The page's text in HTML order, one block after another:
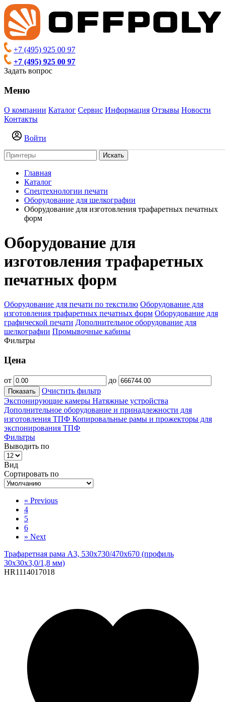
+7 (495) 925 00 97
+7 (495) 925 00 97
Задать вопрос
Меню
О компании Каталог Сервис Информация Отзывы Новости
Контакты
Войти
Искать
Главная
Каталог
Спецтехнологии печати
Оборудование для шелкографии
Оборудование для изготовления трафаретных печатных
форм
Оборудование для
изготовления трафаретных
печатных форм
Оборудование для печати по текстилю Оборудование для
изготовления трафаретных печатных форм Оборудование для
графической печати Дополнительное оборудование для
шелкографии Промывочные кабины
Фильтры
Цена
от до
Показать
Очистить фильтр
Экспонирующие камеры Натяжные устройства
Дополнительное оборудование и принадлежности для
изготовления ТПФ Копировальные рамы и прожекторы для
экспонирования ТПФ
Фильтры
Выводить по
Вид
Сортировать по
« Previous
4
5
6
» Next
Трафаретная рама A3, 530х730/470х670 (профиль
30х30х3,0/1,8 мм)
HR1114017018